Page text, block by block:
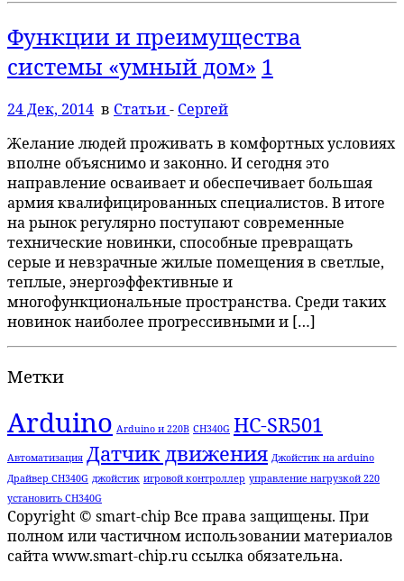
Функции и преимущества
системы «умный дом» 1
24 Дек, 2014 в Статьи- Сергей
Желание людей проживать в комфортных условиях
вполне объяснимо и законно. И сегодня это
направление осваивает и обеспечивает большая
армия квалифицированных специалистов. В итоге
на рынок регулярно поступают современные
технические новинки, способные превращать
серые и невзрачные жилые помещения в светлые,
теплые, энергоэффективные и
многофункциональные пространства. Среди таких
новинок наиболее прогрессивными и […]
Метки
Arduino Arduino и 220В CH340G HC-SR501
Автоматизация Датчик движения Джойстик на arduino
Драйвер CH340G джойстик игровой контроллер управление нагрузкой 220
установить CH340G
Copyright © smart-chip Все права защищены. При
полном или частичном использовании материалов
сайта www.smart-chip.ru ссылка обязательна.